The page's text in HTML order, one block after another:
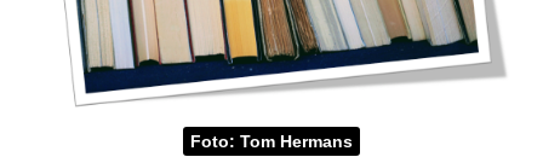
Foto: Tom Hermans